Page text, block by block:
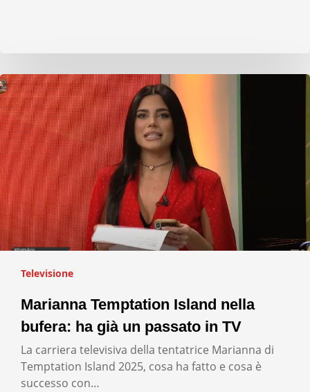
Televisione
Marianna Temptation Island nella
bufera: ha già un passato in TV
La carriera televisiva della tentatrice Marianna di
Temptation Island 2025, cosa ha fatto e cosa è
successo con…